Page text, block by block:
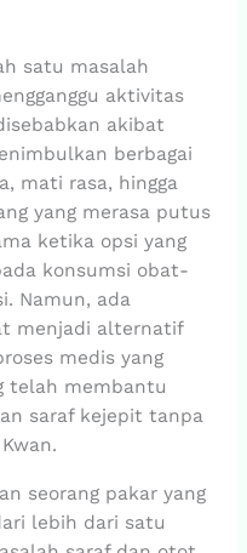
satu masalah
aktivitas
akibat
berbagai
mati rasa, hingga
yang merasa putus
ketika opsi yang
konsumsi obat-
Namun, ada
menjadi alternatif
medis yang
telah membantu
saraf kejepit tanpa
seorang pakar yang
lebih dari satu